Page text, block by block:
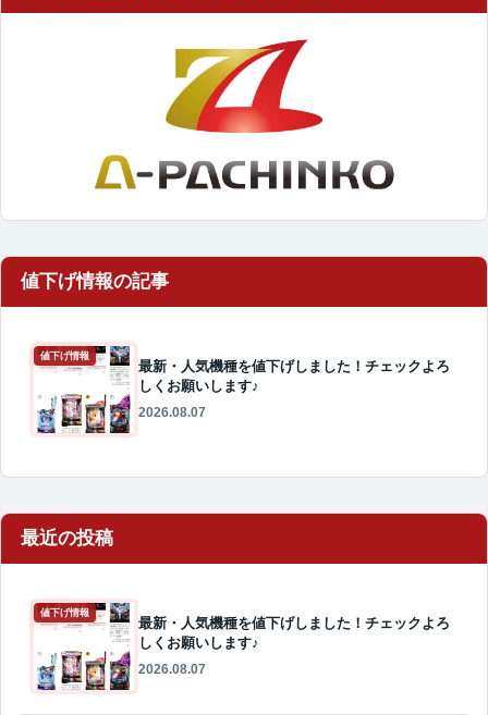
値下げ情報
最新・人気機種を値下げしました！チェックよろ
しくお願いします♪
2026.08.07
最近の投稿
値下げ情報
最新・人気機種を値下げしました！チェックよろ
しくお願いします♪
2026.08.07